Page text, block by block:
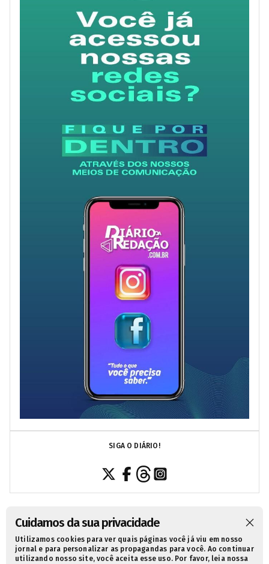
Cuidamos da sua privacidade
Utilizamos cookies para ver quais páginas você já viu em nosso
jornal e para personalizar as propagandas para você. Ao continuar
utilizando nosso site, você aceita esse uso. Por favor, leia nossa
SIGA O DIÁRIO!
SOBRE NÓSCONTATOPOLÍTICA DE PRIVACIDADE